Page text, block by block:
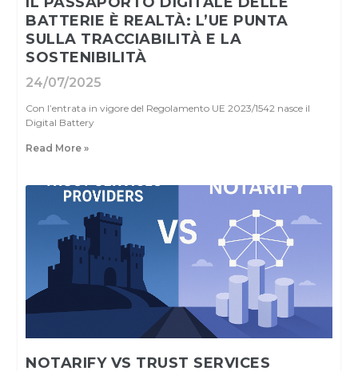
BATTERIE È REALTÀ: L’UE PUNTA
SULLA TRACCIABILITÀ E LA
SOSTENIBILITÀ
24/07/2025
Con l’entrata in vigore del Regolamento UE 2023/1542 nasce il
Digital Battery
Read More »
NOTARIFY VS TRUST SERVICES